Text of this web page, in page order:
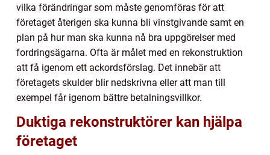
vilka förändringar som måste genomföras för att
företaget återigen ska kunna bli vinstgivande samt en
plan på hur man ska kunna nå bra uppgörelser med
fordringsägarna. Ofta är målet med en rekonstruktion
att få igenom ett ackordsförslag. Det innebär att
företagets skulder blir nedskrivna eller att man till
exempel får igenom bättre betalningsvillkor.
Duktiga rekonstruktörer kan hjälpa
företaget